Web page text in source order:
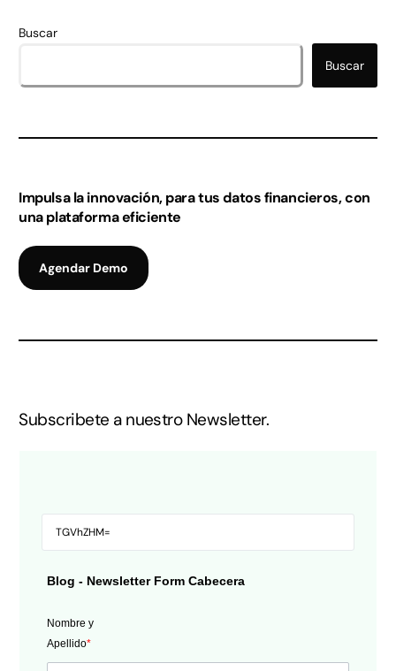
Buscar
Buscar
Impulsa la innovación, para tus datos financieros, con
una plataforma eficiente
Agendar Demo
Subscribete a nuestro Newsletter.
Blog - Newsletter Form Cabecera
Nombre y
Apellido*